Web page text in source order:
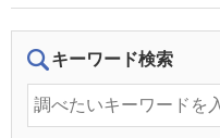
キーワード検索